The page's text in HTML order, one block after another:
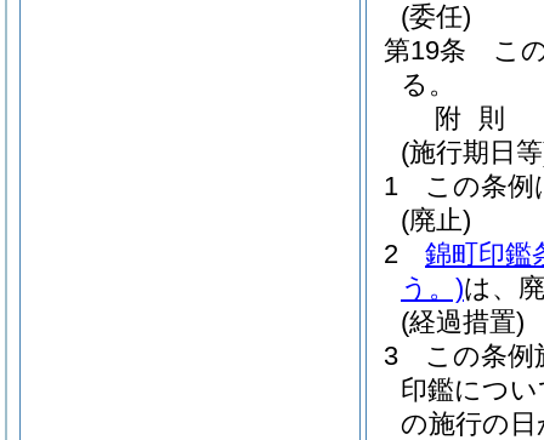
(委任)
第19条
こ
る。
附 則
(施行期日
1
この条例
(廃止)
2
錦町印鑑
う。)は、
(経過措置)
3
この条例
印鑑につ
の施行の